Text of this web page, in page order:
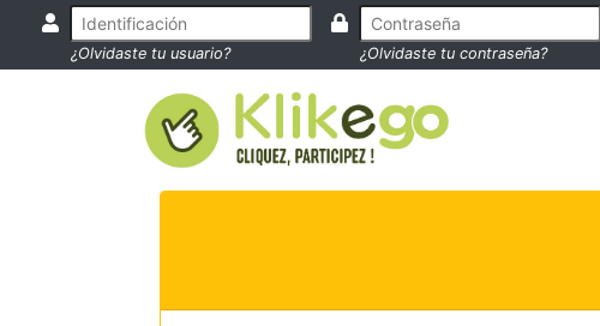
¿Olvidaste tu usuario? ¿Olvidaste tu contraseña?